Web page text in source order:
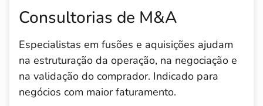
Consultorias de M&A
Especialistas em fusões e aquisições ajudam
na estruturação da operação, na negociação e
na validação do comprador. Indicado para
negócios com maior faturamento.